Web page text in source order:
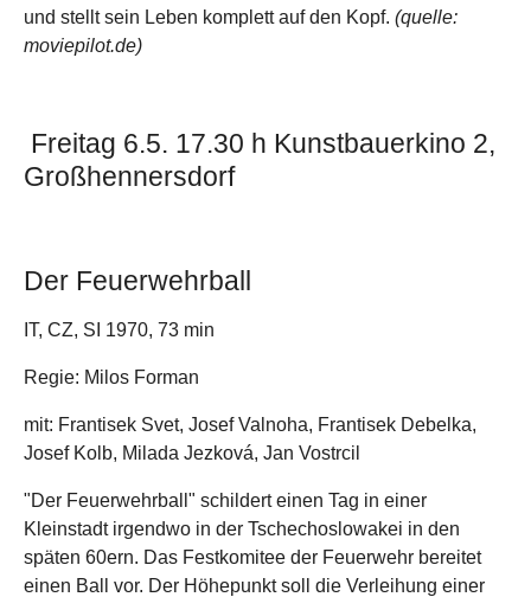
und stellt sein Leben komplett auf den Kopf. (quelle:
moviepilot.de)
Freitag 6.5. 17.30 h Kunstbauerkino 2,
Großhennersdorf
Der Feuerwehrball
IT, CZ, SI 1970, 73 min
Regie: Milos Forman
mit: Frantisek Svet, Josef Valnoha, Frantisek Debelka,
Josef Kolb, Milada Jezková, Jan Vostrcil
"Der Feuerwehrball" schildert einen Tag in einer
Kleinstadt irgendwo in der Tschechoslowakei in den
späten 60ern. Das Festkomitee der Feuerwehr bereitet
einen Ball vor. Der Höhepunkt soll die Verleihung einer